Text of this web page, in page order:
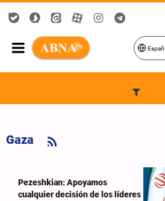
Gaza
Pezeshkian: Apoyamos
cualquier decisión de los líderes